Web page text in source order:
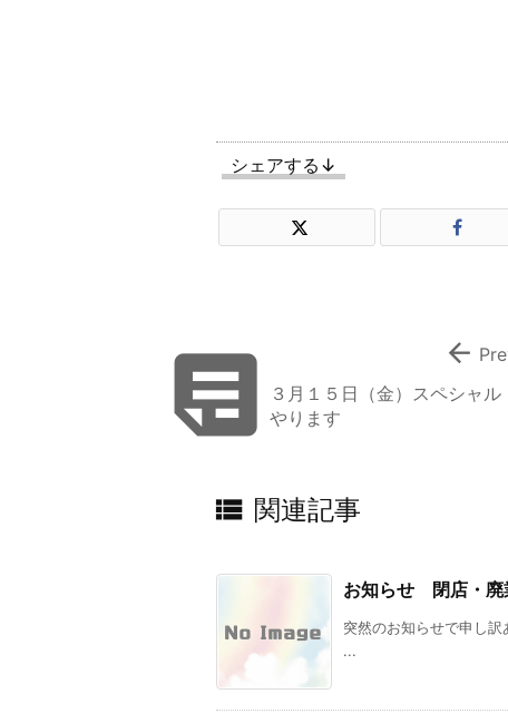
シェアする↓
３月１５日（金）スペシャル
やります

 関連記事
お知らせ 閉店・廃
突然のお知らせで申し
...